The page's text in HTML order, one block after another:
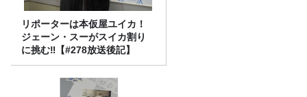
リポーターは本仮屋ユイカ！
ジェーン・スーがスイカ割り
に挑む‼【#278放送後記】